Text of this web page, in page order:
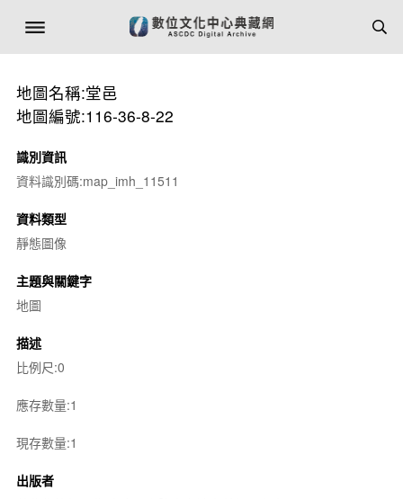
地圖名稱:堂邑
地圖編號:116-36-8-22
識別資訊
資料識別碼:map_imh_11511
資料類型
靜態圖像
主題與關鍵字
地圖
描述
比例尺:0
應存數量:1
現存數量:1
出版者